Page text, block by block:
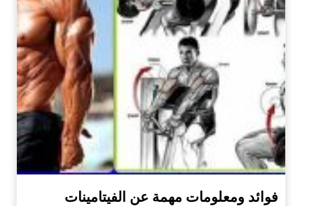
فوائد ومعلومات مهمة عن الفيتامينات